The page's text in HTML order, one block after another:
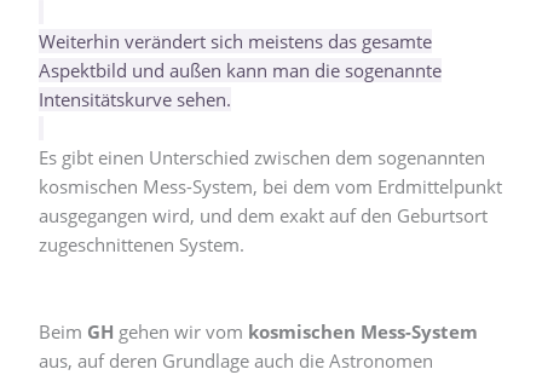
Weiterhin verändert sich meistens das gesamte
Aspektbild und außen kann man die sogenannte
Intensitätskurve sehen.
Es gibt einen Unterschied zwischen dem sogenannten
kosmischen Mess-System, bei dem vom Erdmittelpunkt
ausgegangen wird, und dem exakt auf den Geburtsort
zugeschnittenen System.
Beim GH gehen wir vom kosmischen Mess-System
aus, auf deren Grundlage auch die Astronomen